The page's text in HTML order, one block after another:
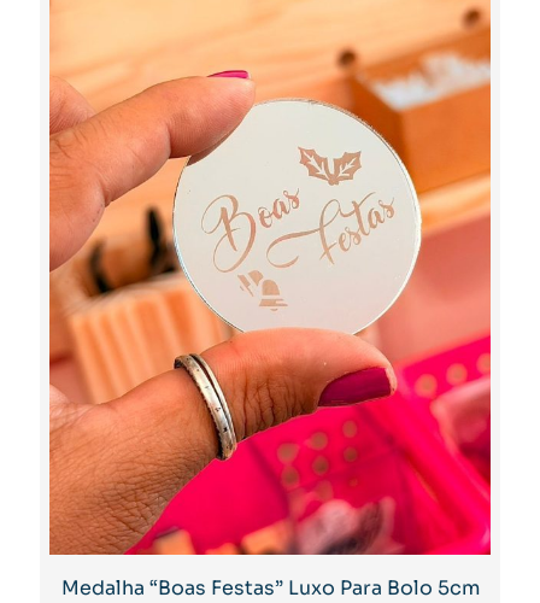
Medalha “Boas Festas” Luxo Para Bolo 5cm